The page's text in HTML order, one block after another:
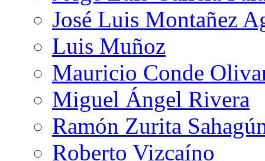
José Luis Montañez
Luis Muñoz
Mauricio Conde
Miguel Ángel Rivera
Ramón Zurita
Roberto Vizcaíno